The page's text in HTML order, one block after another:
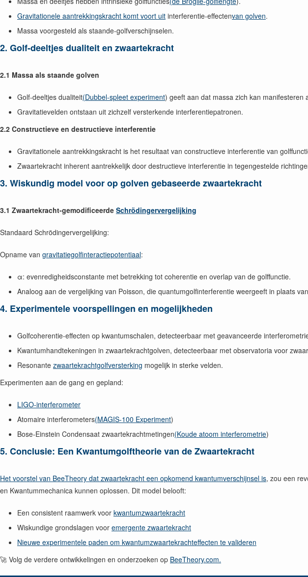
Gravitationele aantrekkingskracht komt voort uit interferentie-effectenvan golven.
Massa voorgesteld als staande-golfverschijnselen.
2. Golf-deeltjes dualiteit en zwaartekracht
2.1 Massa als staande golven
Golf-deeltjes dualiteit(Dubbel-spleet experiment) geeft aan dat massa zich kan manifesteren
Gravitatievelden ontstaan uit zichzelf versterkende interferentiepatronen.
2.2 Constructieve en destructieve interferentie
Gravitationele aantrekkingskracht is het resultaat van constructieve interferentie van
Zwaartekracht inherent aantrekkelijk door destructieve interferentie in tegengestelde
3. Wiskundig model voor op golven gebaseerde zwaartekracht
3.1 Zwaartekracht-gemodificeerde Schrödingervergelijking
Standaard Schrödingervergelijking:
Opname van gravitatiegolfinteractiepotentiaal:
α: evenredigheidsconstante met betrekking tot coherentie en overlap van de golffunctie.
Analoog aan de vergelijking van Poisson, die quantumgolfinterferentie weergeeft in plaats
4. Experimentele voorspellingen en mogelijkheden
Golfcoherentie-effecten op kwantumschalen, detecteerbaar met geavanceerde
Kwantumhandtekeningen in zwaartekrachtgolven, detecteerbaar met observatoria voor
Resonante zwaartekrachtgolfversterking mogelijk in sterke velden.
Experimenten aan de gang en gepland:
LIGO-interferometer
Atomaire interferometers(MAGIS-100 Experiment)
Bose-Einstein Condensaat zwaartekrachtmetingen(Koude atoom interferometrie)
5. Conclusie: Een Kwantumgolftheorie van de Zwaartekracht
Het voorstel van BeeTheory dat zwaartekracht een opkomend kwantumverschijnsel is, zou een
en Kwantummechanica kunnen oplossen. Dit model belooft:
Een consistent raamwerk voor kwantumzwaartekracht
Wiskundige grondslagen voor emergente zwaartekracht
Nieuwe experimentele paden om kwantumzwaartekrachteffecten te valideren
🚀 Volg de verdere ontwikkelingen en onderzoeken op BeeTheory.com.